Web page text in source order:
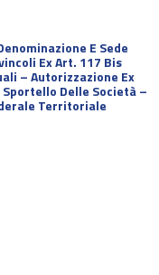
E Sede
Ex Art. 117 Bis
– Autorizzazione Ex
Delle Società –
Territoriale